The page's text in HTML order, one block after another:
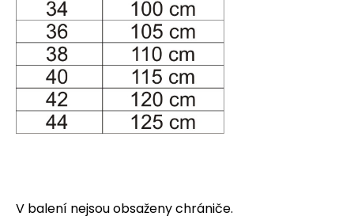
V balení nejsou obsaženy chrániče.